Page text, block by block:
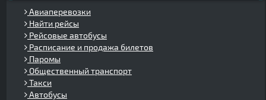
Авиаперевозки
Найти рейсы
Рейсовые автобусы
Расписание и продажа билетов
Паромы
Общественный транспорт
Такси
Автобусы